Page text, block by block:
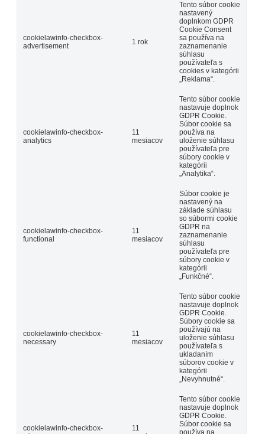
cookielawinfo-checkbox-
advertisement
1 rok
Tento súbor cookie
nastavený
doplnkom GDPR
Cookie Consent
sa používa na
zaznamenanie
súhlasu
používateľa s
cookies v kategórii
„Reklama“.
cookielawinfo-checkbox-
analytics
11
mesiacov
Tento súbor cookie
nastavuje doplnok
GDPR Cookie.
Súbor cookie sa
používa na
uloženie súhlasu
používateľa pre
súbory cookie v
kategórii
„Analytika“.
cookielawinfo-checkbox-
functional
11
mesiacov
Súbor cookie je
nastavený na
základe súhlasu
so súbormi cookie
GDPR na
zaznamenanie
súhlasu
používateľa pre
súbory cookie v
kategórii
„Funkčné“.
cookielawinfo-checkbox-
necessary
11
mesiacov
Tento súbor cookie
nastavuje doplnok
GDPR Cookie.
Súbory cookie sa
používajú na
uloženie súhlasu
používateľa s
ukladaním
súborov cookie v
kategórii
„Nevyhnutné“.
cookielawinfo-checkbox-
11
Tento súbor cookie
nastavuje doplnok
GDPR Cookie.
Súbor cookie sa
používa na